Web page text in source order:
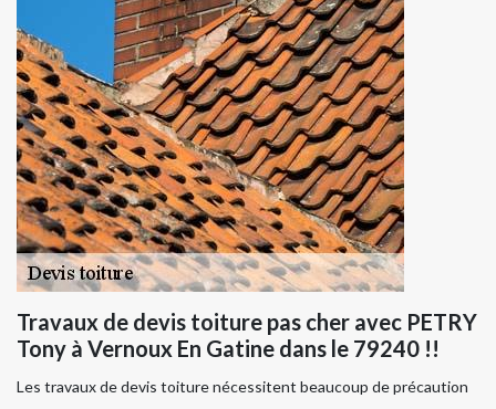
Travaux de devis toiture pas cher avec PETRY
Tony à Vernoux En Gatine dans le 79240 !!
Les travaux de devis toiture nécessitent beaucoup de précaution